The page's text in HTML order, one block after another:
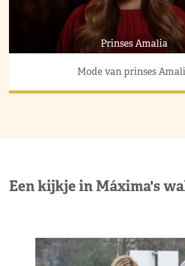
Prinses Amalia
Mode van prinses
Een kijkje in Máxima's